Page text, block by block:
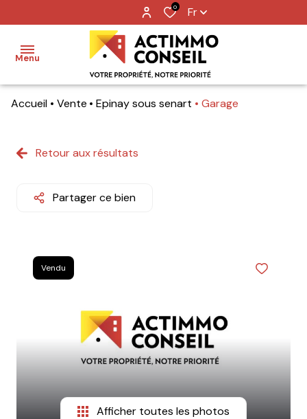
0 Fr
Menu
Ventes
Notre
Nos
metiers
Accueil Vente Epinay sous senart Garage
Retour aux résultats
Partager ce bien
Vendu
Afficher toutes les photos